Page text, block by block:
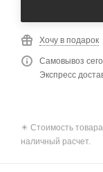
Хочу в подарок
Самовывоз
Экспресс
✴️ Стоимость товара
наличный расчет.